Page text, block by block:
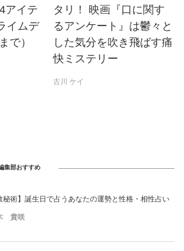
アイテ
イムデ
で）
タリ！ 映画『口に関す
るアンケート』は鬱々と
した気分を吹き飛ばす痛
快ミステリー
古川 ケイ
集部おすすめ
秘術】誕生日で占うあなたの運勢と性格・相性占い
貴咲